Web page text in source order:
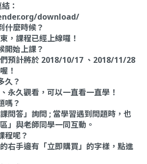
：
download/
什麼時候？
，課程已經上線囉！
開始上課？
預計將於 2018/10/17 、2018/11/28
！
久？
永久觀看，可以一直看一直學！
嗎？
問答」詢問 ; 當學習遇到問題時，也
」與老師同學一同互動。
程呢？
右手邊有「立即購買」的字樣，點進